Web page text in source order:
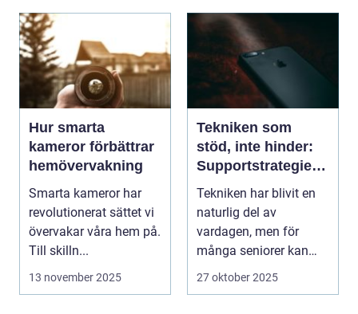
Hur smarta
kameror förbättrar
hemövervakning
Smarta kameror har
revolutionerat sättet vi
övervakar våra hem på.
Till skilln...
13 november 2025
Tekniken som
stöd, inte hinder:
Supportstrategier
för seniorer
Tekniken har blivit en
naturlig del av
vardagen, men för
många seniorer kan
smartphones, ...
27 oktober 2025